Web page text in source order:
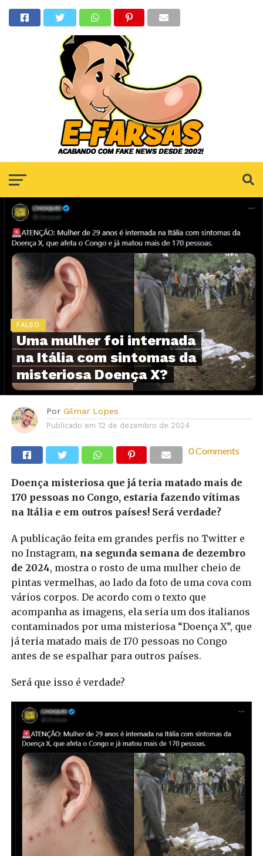
FALSO
Uma mulher foi internada
na Itália com sintomas da
misteriosa Doença X?
Por Gilmar Lopes
Publicado em 12 de dezembro de 2024
0 Comments
Doença misteriosa que já teria matado mais de
170 pessoas no Congo, estaria fazendo vítimas
na Itália e em outros países! Será verdade?
A publicação feita em grandes perfis no Twitter e
no Instagram, na segunda semana de dezembro
de 2024, mostra o rosto de uma mulher cheio de
pintas vermelhas, ao lado da foto de uma cova com
vários corpos. De acordo com o texto que
acompanha as imagens, ela seria um dos italianos
contaminados por uma misteriosa “Doença X”, que
já teria matado mais de 170 pessoas no Congo
antes de se espalhar para outros países.
Será que isso é verdade?